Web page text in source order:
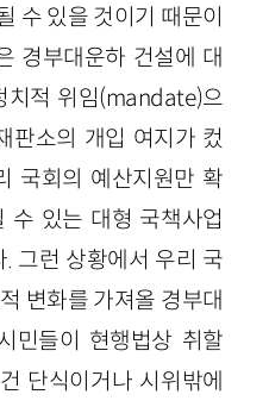
수 있을 것이기 때문이
경부대운하 건설에 대
치적 위임(mandate)으
판소의 개입 여지가 컸
국회의 예산지원만 확
수 있는 대형 국책사업
그런 상황에서 우리 국
변화를 가져올 경부대
민들이 현행법상 취할
단식이거나 시위밖에